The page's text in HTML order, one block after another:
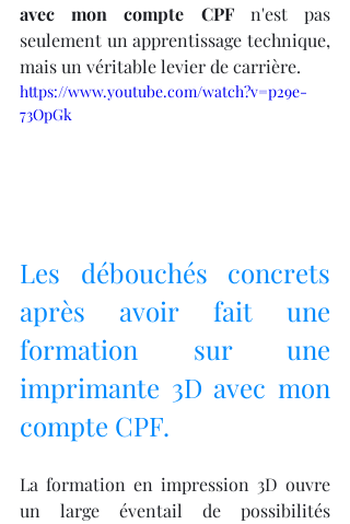
avec mon compte CPF n'est pas
seulement un apprentissage technique,
mais un véritable levier de carrière.
https://www.youtube.com/watch?v=p29e-
73OpGk
Les débouchés concrets
après avoir fait une
formation sur une
imprimante 3D avec mon
compte CPF.
La formation en impression 3D ouvre
un large éventail de possibilités